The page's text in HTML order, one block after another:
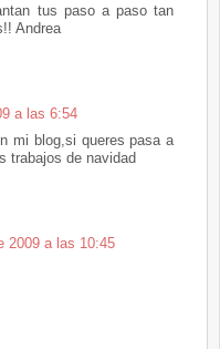
tus paso a paso tan
Andrea
a las 6:54
mi blog,si queres pasa a
trabajos de navidad
2009 a las 10:45